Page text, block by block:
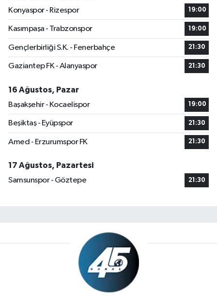
Konyaspor - Rizespor
19:00
Kasımpaşa - Trabzonspor 19:00
Gençlerbirliği S.K. - Fenerbahçe 21:30
Gaziantep FK - Alanyaspor 21:30
16 Ağustos, Pazar
Başakşehir - Kocaelispor
19:00
Beşiktaş - Eyüpspor 21:30
Amed - Erzurumspor FK 21:30
17 Ağustos, Pazartesi
Samsunspor - Göztepe
21:30